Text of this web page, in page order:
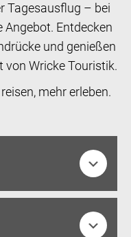
Tagesausflug – bei
Angebot. Entdecken
und genießen
von Wricke Touristik.
mehr erleben.